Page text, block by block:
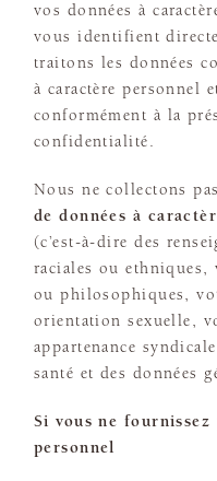
vos données à
vous identifient
traitons les données
à caractère personnel
conformément à la
confidentialité.
Nous ne collectons
de données à
(c’est-à-dire des
raciales ou ethniques,
ou philosophiques,
orientation sexuelle,
appartenance
santé et des données
Si vous ne fournissez
personnel